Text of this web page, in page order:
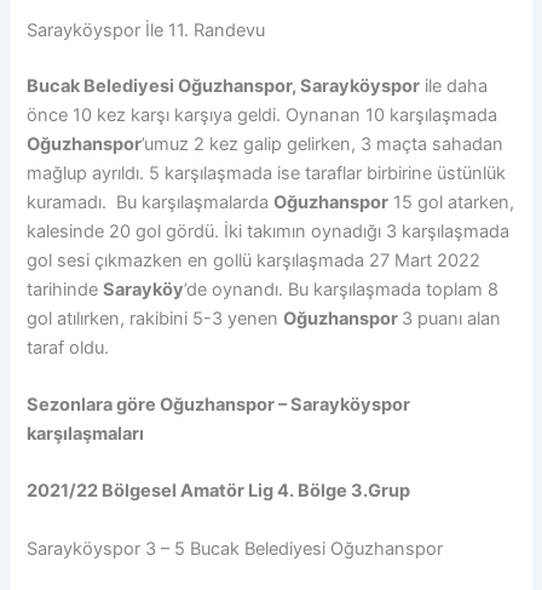
Sarayköyspor İle 11. Randevu
Bucak Belediyesi Oğuzhanspor, Sarayköyspor ile daha
önce 10 kez karşı karşıya geldi. Oynanan 10 karşılaşmada
Oğuzhanspor’umuz 2 kez galip gelirken, 3 maçta sahadan
mağlup ayrıldı. 5 karşılaşmada ise taraflar birbirine üstünlük
kuramadı. Bu karşılaşmalardaOğuzhanspor 15 gol atarken,
kalesinde 20 gol gördü. İki takımın oynadığı 3 karşılaşmada
gol sesi çıkmazken en gollü karşılaşmada 27 Mart 2022
tarihindeSarayköy’de oynandı. Bu karşılaşmada toplam 8
gol atılırken, rakibini 5-3 yenenOğuzhanspor 3 puanı alan
taraf oldu.
Sezonlara göre Oğuzhanspor – Sarayköyspor
karşılaşmaları
2021/22 Bölgesel Amatör Lig 4. Bölge 3.Grup
Sarayköyspor 3 – 5 Bucak Belediyesi Oğuzhanspor